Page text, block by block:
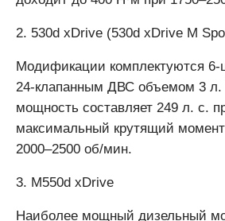
2. 530d xDrive (530d xDrive M
Модификации комплектуются
24-клапанным ДВС объемом 3 л.
мощность составляет 249 л. с.
максимальный крутящий
2000–2500 об/мин.
3. M550d xDrive
Наиболее мощный дизельный